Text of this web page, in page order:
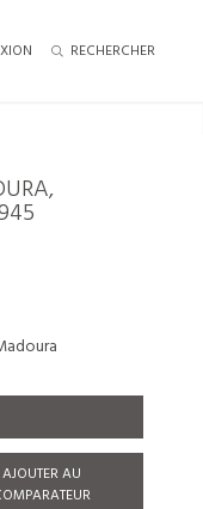
RECHERCHER
AJOUTER AU